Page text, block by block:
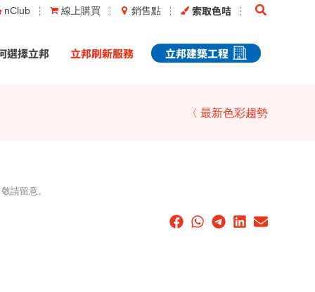
nClub 線上購買 銷售點 索取色咭 Search
選擇立邦 立邦刷新服務 立邦建築工程
〈 最新色彩趨勢
請留意。